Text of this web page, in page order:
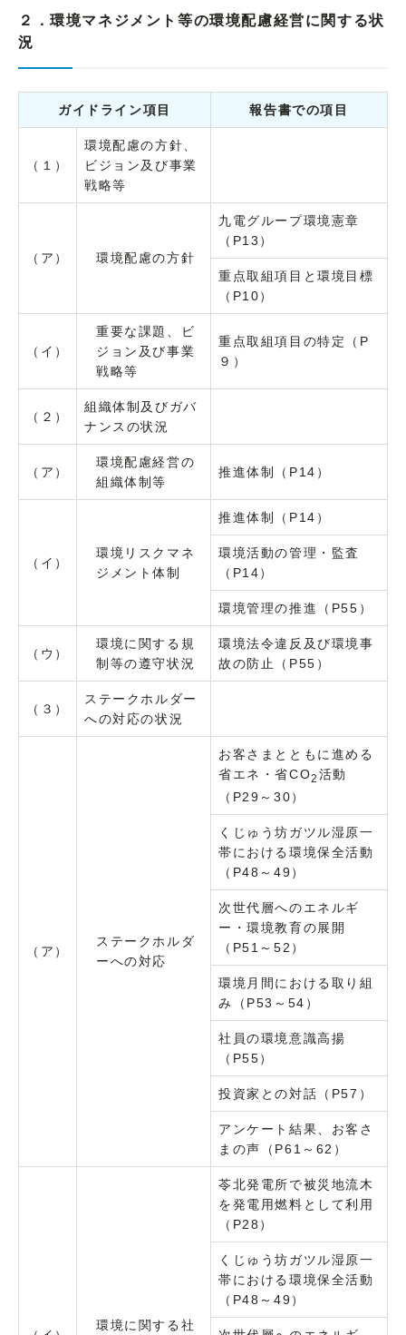
２．環境マネジメント等の環境配慮経営に関する状
況
ガイドライン項目 報告書での項目
（１）
環境配慮の方針、
ビジョン及び事業
戦略等
（ア） 環境配慮の方針
九電グループ環境憲章
（P13）
重点取組項目と環境目標
（P10）
（イ）
重要な課題、ビ
ジョン及び事業
戦略等
重点取組項目の特定（P
９）
（２）
組織体制及びガバ
ナンスの状況
（ア）
環境配慮経営の
組織体制等
推進体制（P14）
（イ）
環境リスクマネ
ジメント体制
推進体制（P14）
環境活動の管理・監査
（P14）
環境管理の推進（P55）
（ウ）
環境に関する規
制等の遵守状況
環境法令違反及び環境事
故の防止（P55）
（３）
ステークホルダー
への対応の状況
（ア）
ステークホルダ
ーへの対応
お客さまとともに進める
省エネ・省CO2 活動
（P29～30）
くじゅう坊ガツル湿原一
帯における環境保全活動
（P48～49）
次世代層へのエネルギ
ー・環境教育の展開
（P51～52）
環境月間における取り組
み（P53～54）
社員の環境意識高揚
（P55）
投資家との対話（P57）
アンケート結果、お客さ
まの声（P61～62）
環境に関する社
苓北発電所で被災地流木
を発電用燃料として利用
（P28）
くじゅう坊ガツル湿原一
帯における環境保全活動
（P48～49）